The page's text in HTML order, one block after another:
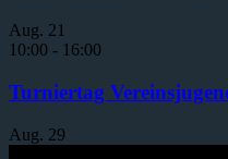
Aug. 21
10:00 - 16:00
Turniertag
Aug. 29